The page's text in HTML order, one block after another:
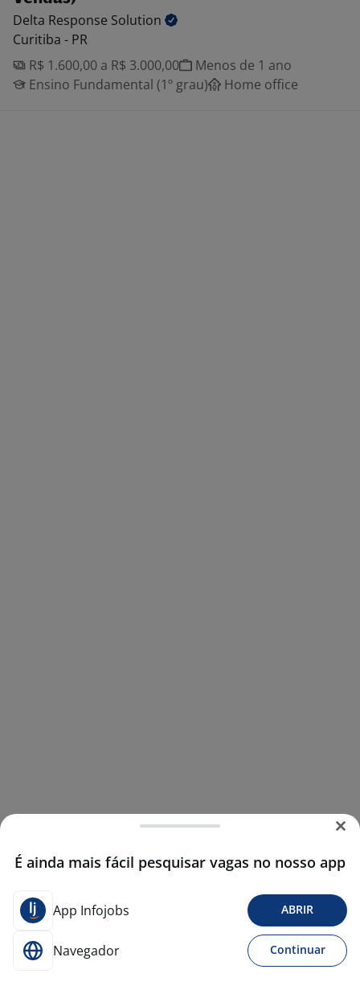
Delta Response Solution
Curitiba - PR
R$ 1.600,00 a R$ 3.000,00
Menos de 1 ano
Ensino Fundamental (1º grau)
Home office
É ainda mais fácil pesquisar vagas no nosso app
App Infojobs ABRIR
Navegador Continuar